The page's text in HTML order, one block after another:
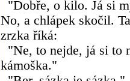
"Dobře, o kilo. Já si
No, a chlápek skočil.
zrzka říká:
"Ne, to nejde, já si to
kámoška."